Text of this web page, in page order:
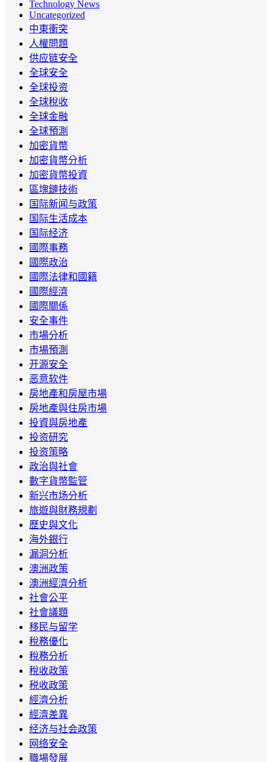
Technology News
Uncategorized
中東衝突
人權問題
供应链安全
全球安全
全球投资
全球稅收
全球金融
全球預測
加密貨幣
加密貨幣分析
加密貨幣投資
區塊鏈技術
国际新闻与政策
国际生活成本
国际经济
國際事務
國際政治
國際法律和國籍
國際經濟
國際關係
安全事件
市場分析
市場預測
开源安全
恶意软件
房地產和房屋市場
房地產與住房市場
投資與房地產
投资研究
投资策略
政治與社會
數字貨幣監管
新兴市场分析
旅遊與財務規劃
歷史與文化
海外銀行
漏洞分析
澳洲政策
澳洲經濟分析
社會公平
社會議題
移民与留学
稅務優化
稅務分析
稅收政策
税收政策
經濟分析
經濟差異
经济与社会政策
网络安全
職場發展